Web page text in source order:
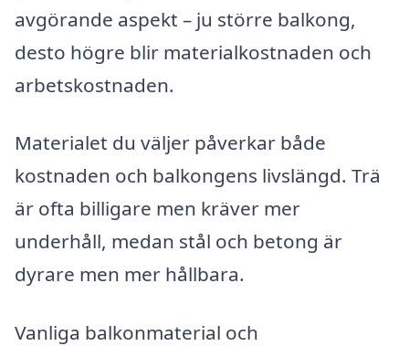
avgörande aspekt – ju större balkong,
desto högre blir materialkostnaden och
arbetskostnaden.
Materialet du väljer påverkar både
kostnaden och balkongens livslängd. Trä
är ofta billigare men kräver mer
underhåll, medan stål och betong är
dyrare men mer hållbara.
Vanliga balkonmaterial och